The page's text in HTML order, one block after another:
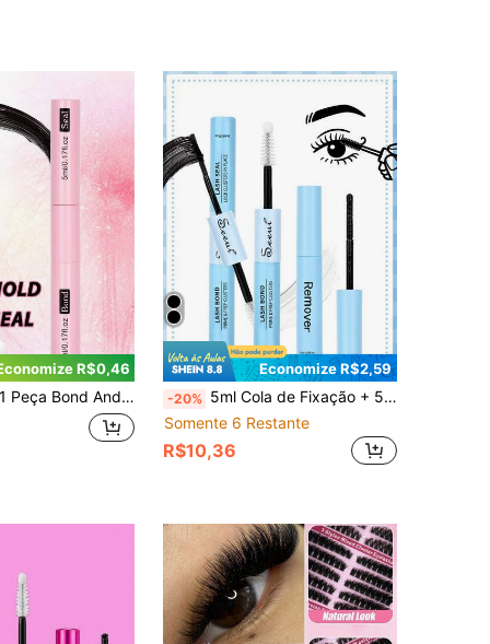
R$0,46
1 Peça Bond And Seal 5ml Adesivo + 5ml Selante, Cola Forte e Duradoura para Cílios em Tufos, 2 em 1 à Prova d'Água para Uso o Dia Todo, para Extensões de Cílios DIY
Economize R$2,59
-20% 5ml Cola de Fixação + 5ml Cola de Vedação, 5ml Removedor de Maquiagem, Pincel, Cola para Cílios - Cola para Cílios em Cluster Impermeável e de Longa Duração 2 em 1 para Fixação e Vedação, Cola para Extensão de Cílios Postiços DIY
Somente 6 Restante
R$10,36